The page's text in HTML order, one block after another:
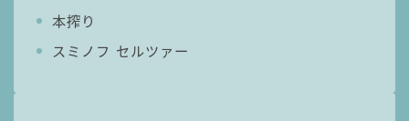
本搾り
スミノフ セルツァー